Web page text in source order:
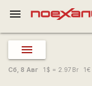
menu
Сб, 8 Авг 1 $ = 2.97 Br 1€